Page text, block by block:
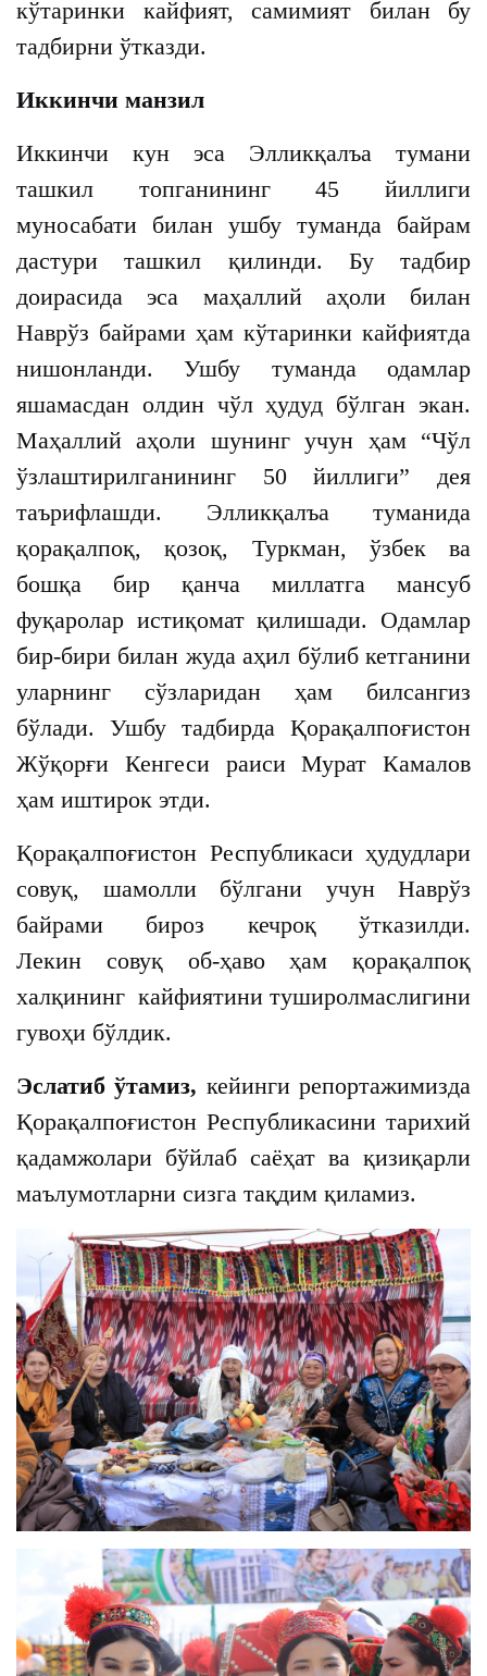
кўтаринки кайфият, самимият билан бу
тадбирни ўтказди.
Иккинчи манзил
Иккинчи кун эса Элликқалъа тумани
ташкил топганининг 45 йиллиги
муносабати билан ушбу туманда байрам
дастури ташкил қилинди. Бу тадбир
доирасида эса маҳаллий аҳоли билан
Наврўз байрами ҳам кўтаринки кайфиятда
нишонланди. Ушбу туманда одамлар
яшамасдан олдин чўл ҳудуд бўлган экан.
Маҳаллий аҳоли шунинг учун ҳам “Чўл
ўзлаштирилганининг 50 йиллиги” дея
таърифлашди. Элликқалъа туманида
қорақалпоқ, қозоқ, Туркман, ўзбек ва
бошқа бир қанча миллатга мансуб
фуқаролар истиқомат қилишади. Одамлар
бир-бири билан жуда аҳил бўлиб кетганини
уларнинг сўзларидан ҳам билсангиз
бўлади. Ушбу тадбирда Қорақалпоғистон
Жўқорғи Кенгеси раиси Мурат Камалов
ҳам иштирок этди.
Қорақалпоғистон Республикаси ҳудудлари
совуқ, шамолли бўлгани учун Наврўз
байрами бироз кечроқ ўтказилди.
Лекин совуқ об-ҳаво ҳам қорақалпоқ
халқининг кайфиятини туширолмаслигини
гувоҳи бўлдик.
Эслатиб ўтамиз, кейинги репортажимизда
Қорақалпоғистон Республикасини тарихий
қадамжолари бўйлаб саёҳат ва қизиқарли
маълумотларни сизга тақдим қиламиз.